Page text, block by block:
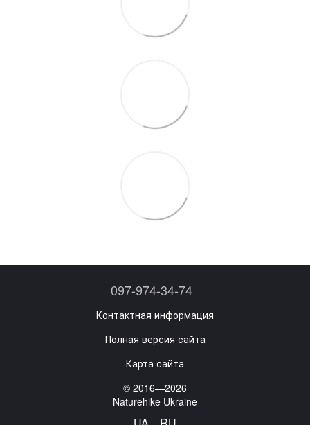
097-974-34-74
Контактная информация
Полная версия сайта
Карта сайта
© 2016—2026
Naturehike Ukraine